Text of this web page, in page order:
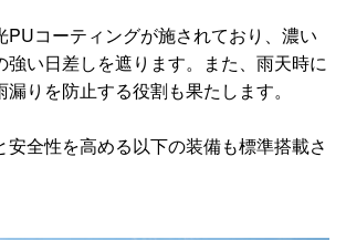
PUコーティングが施されており、濃い
強い日差しを遮ります。また、雨天時に
りを防止する役割も果たします。
安全性を高める以下の装備も標準搭載さ